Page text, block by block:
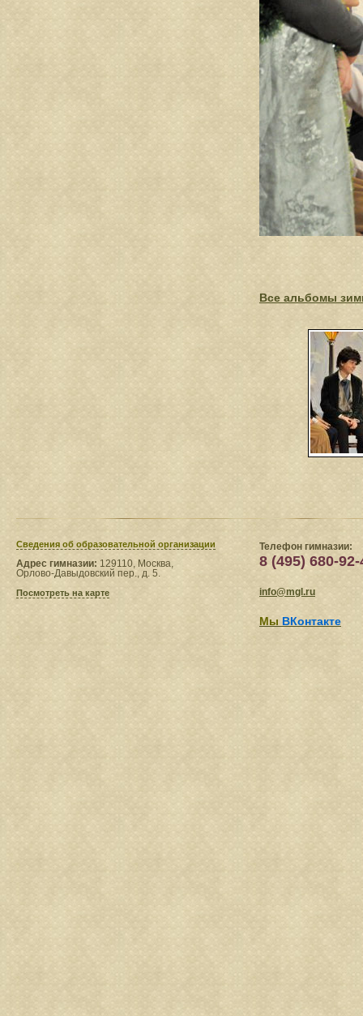
Все альбомы
Сведения​ об образовательной организации
Адрес гимназии: 129110, Москва,
Орлово-Давыдовский пер., д. 5.
Посмотреть на карте
Телефон гимназии:
8 (495) 680-92-
info@mgl.ru
Мы ВКонтакте